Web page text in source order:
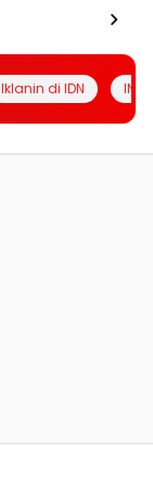
Iklanin di IDN